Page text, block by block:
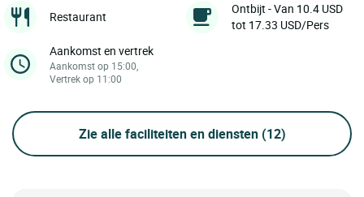
Restaurant
Ontbijt - Van 10.4 USD
tot 17.33 USD/Pers
Aankomst en vertrek
Aankomst op 15:00,
Vertrek op 11:00
Zie alle faciliteiten en diensten (12)